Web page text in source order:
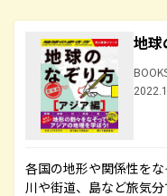
地
各国の地形や関係性をな
川や街道、島など旅気